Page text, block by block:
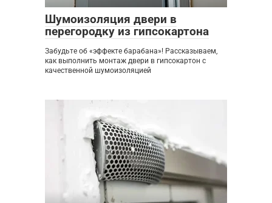
Шумоизоляция двери в
перегородку из гипсокартона
Забудьте об «эффекте барабана»! Рассказываем,
как выполнить монтаж двери в гипсокартон с
качественной шумоизоляцией